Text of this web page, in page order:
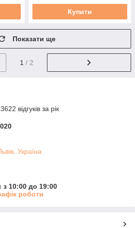
Купити
Показати ще
1 / 2
відгуків за рік
Україна
з 10:00 до 19:00
роботи